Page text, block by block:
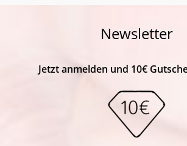
Newsletter
Jetzt anmelden und 10€